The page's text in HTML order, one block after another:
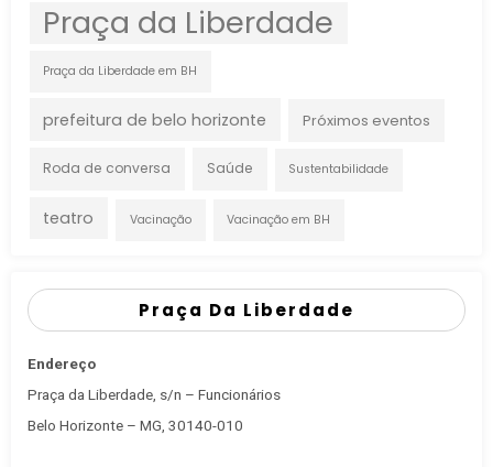
Praça da Liberdade
Praça da Liberdade em BH
prefeitura de belo horizonte Próximos eventos
Roda de conversa Saúde Sustentabilidade
teatro Vacinação Vacinação em BH
Praça Da Liberdade
Endereço
Praça da Liberdade, s/n – Funcionários
Belo Horizonte – MG, 30140-010